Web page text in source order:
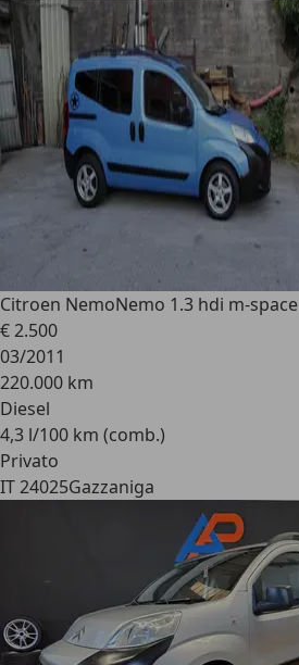
Citroen NemoNemo 1.3 hdi m-space
€ 2.500
03/2011
220.000 km
Diesel
4,3 l/100 km (comb.)
Privato
IT 24025Gazzaniga